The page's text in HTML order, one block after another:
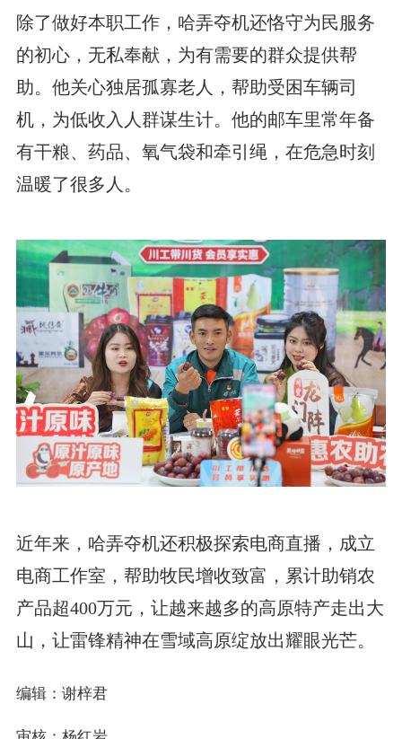
除了做好本职工作，哈弄夺机还恪守为民服务
的初心，无私奉献，为有需要的群众提供帮
助。他关心独居孤寡老人，帮助受困车辆司
机，为低收入人群谋生计。他的邮车里常年备
有干粮、药品、氧气袋和牵引绳，在危急时刻
温暖了很多人。
近年来，哈弄夺机还积极探索电商直播，成立
电商工作室，帮助牧民增收致富，累计助销农
产品超400万元，让越来越多的高原特产走出大
山，让雷锋精神在雪域高原绽放出耀眼光芒。
编辑：谢梓君